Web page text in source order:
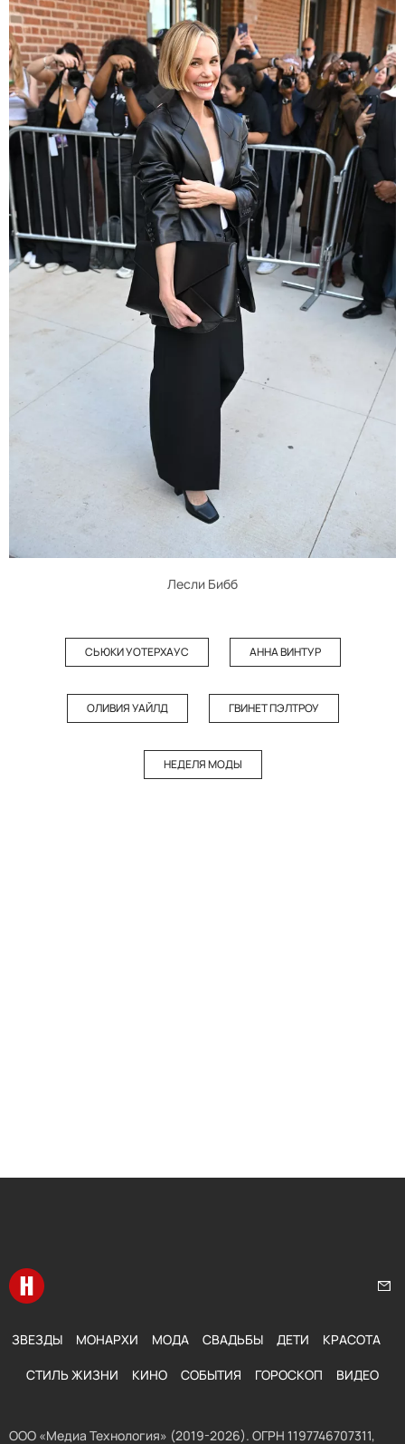
Лесли Бибб
СЬЮКИ УОТЕРХАУС АННА ВИНТУР
ОЛИВИЯ УАЙЛД ГВИНЕТ ПЭЛТРОУ
НЕДЕЛЯ МОДЫ
Перейти на главную
ЗВЕЗДЫ МОНАРХИ МОДА СВАДЬБЫ ДЕТИ КРАСОТА
СТИЛЬ ЖИЗНИ КИНО СОБЫТИЯ ГОРОСКОП ВИДЕО
ООО «Медиа Технология» (2019-2026). ОГРН 1197746707311,